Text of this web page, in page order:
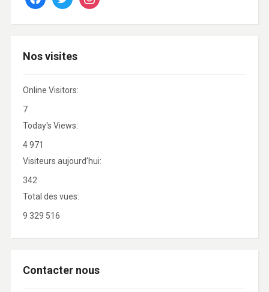
Nos visites
Online Visitors:
7
Today's Views:
4 971
Visiteurs aujourd’hui:
342
Total des vues:
9 329 516
Contacter nous